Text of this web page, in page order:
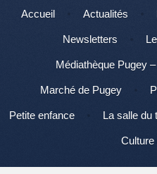
Menu
Aller au contenu
Accueil Actualités
Newsletters
Médiathèque Pugey
Marché de Pugey
Petite enfance La salle du
Culture